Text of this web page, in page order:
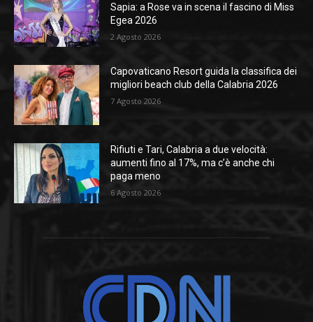
Sapia: a Rose va in scena il fascino di Miss
Egea 2026
2 Agosto 2026
Capovaticano Resort guida la classifica dei
migliori beach club della Calabria 2026
7 Agosto 2026
Rifiuti e Tari, Calabria a due velocità:
aumenti fino al 17%, ma c’è anche chi
paga meno
6 Agosto 2026